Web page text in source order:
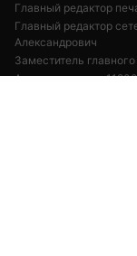
Главный редактор
Главный редактор
Александрович
Заместитель
Адрес редакции: